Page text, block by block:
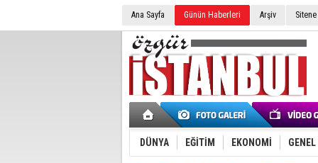
Ana Sayfa Günün Haberleri Arşiv
DÜNYA EĞİTİM EKONOMİ GENEL